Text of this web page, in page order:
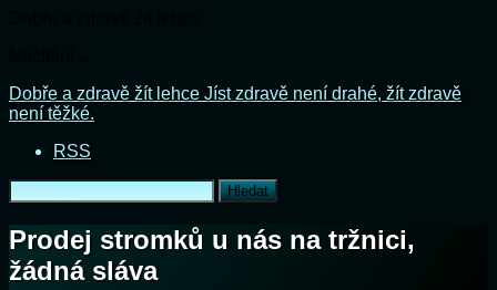
Přejít
k
webu
Dobře a zdravě žít lehce Jíst zdravě není drahé, žít zdravě
není těžké.
RSS
Vyhledávání
Prodej stromků u nás na tržnici,
žádná sláva